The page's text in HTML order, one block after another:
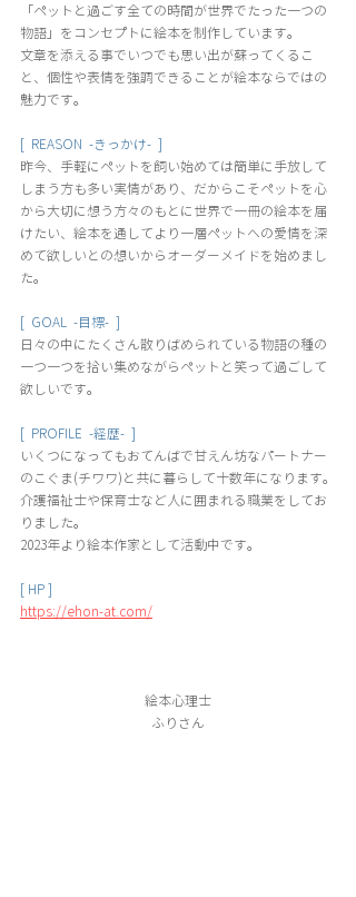
「ペットと過ごす全ての時間が世界でたった一つの
物語」をコンセプトに絵本を制作しています。
文章を添える事でいつでも思い出が蘇ってくるこ
と、個性や表情を強調できることが絵本ならではの
魅力です。
[  REASON  -きっかけ-  ]
昨今、手軽にペットを飼い始めては簡単に手放して
しまう方も多い実情があり、だからこそペットを心
から大切に想う方々のもとに世界で一冊の絵本を届
けたい、絵本を通してより一層ペットへの愛情を深
めて欲しいとの想いからオーダーメイドを始めまし
た。
[  GOAL  -目標-  ]
日々の中にたくさん散りばめられている物語の種の
一つ一つを拾い集めながらペットと笑って過ごして
欲しいです。
[  PROFILE  -経歴-  ]
いくつになってもおてんばで甘えん坊なパートナー
のこぐま(チワワ)と共に暮らして十数年になります。
介護福祉士や保育士など人に囲まれる職業をしてお
りました。
2023年より絵本作家として活動中です。
[ HP ]
https://ehon-at.com/
絵本心理士
ふりさん